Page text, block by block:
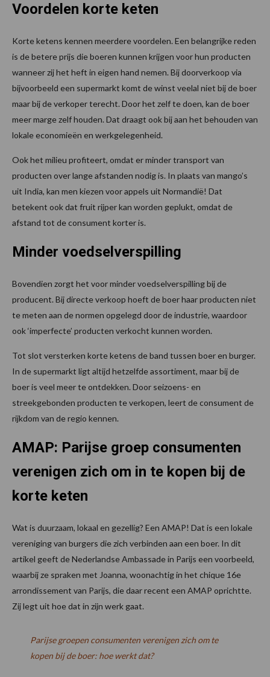
Voordelen korte keten
Korte ketens kennen meerdere voordelen. Een belangrijke reden
is de betere prijs die boeren kunnen krijgen voor hun producten
wanneer zij het heft in eigen hand nemen. Bij doorverkoop via
bijvoorbeeld een supermarkt komt de winst veelal niet bij de boer
maar bij de verkoper terecht. Door het zelf te doen, kan de boer
meer marge zelf houden. Dat draagt ook bij aan het behouden van
lokale economieën en werkgelegenheid.
Ook het milieu profiteert, omdat er minder transport van
producten over lange afstanden nodig is. In plaats van mango’s
uit India, kan men kiezen voor appels uit Normandië! Dat
betekent ook dat fruit rijper kan worden geplukt, omdat de
afstand tot de consument korter is.
Minder voedselverspilling
Bovendien zorgt het voor minder voedselverspilling bij de
producent. Bij directe verkoop hoeft de boer haar producten niet
te meten aan de normen opgelegd door de industrie, waardoor
ook ‘imperfecte’ producten verkocht kunnen worden.
Tot slot versterken korte ketens de band tussen boer en burger.
In de supermarkt ligt altijd hetzelfde assortiment, maar bij de
boer is veel meer te ontdekken. Door seizoens- en
streekgebonden producten te verkopen, leert de consument de
rijkdom van de regio kennen.
AMAP: Parijse groep consumenten
verenigen zich om in te kopen bij de
korte keten
Wat is duurzaam, lokaal en gezellig? Een AMAP! Dat is een lokale
vereniging van burgers die zich verbinden aan een boer. In dit
artikel geeft de Nederlandse Ambassade in Parijs een voorbeeld,
waarbij ze spraken met Joanna, woonachtig in het chique 16e
arrondissement van Parijs, die daar recent een AMAP oprichtte.
Zij legt uit hoe dat in zijn werk gaat.
Parijse groepen consumenten verenigen zich om te
kopen bij de boer: hoe werkt dat?